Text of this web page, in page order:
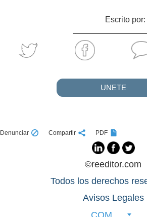
Escrito por:
UNETE
Denunciar Compartir PDF
©reeditor.com
Todos los derechos
Avisos Legales